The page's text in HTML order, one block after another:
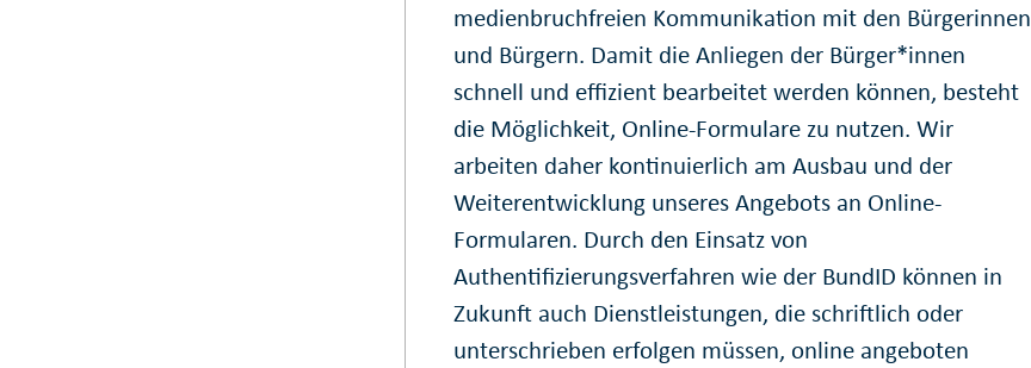
medienbruchfreien Kommunikation mit den Bürgerinnen
und Bürgern. Damit die Anliegen der Bürger*innen
schnell und effizient bearbeitet werden können, besteht
die Möglichkeit, Online-Formulare zu nutzen. Wir
arbeiten daher kontinuierlich am Ausbau und der
Weiterentwicklung unseres Angebots an Online-
Formularen. Durch den Einsatz von
Authentifizierungsverfahren wie der BundID können in
Zukunft auch Dienstleistungen, die schriftlich oder
unterschrieben erfolgen müssen, online angeboten